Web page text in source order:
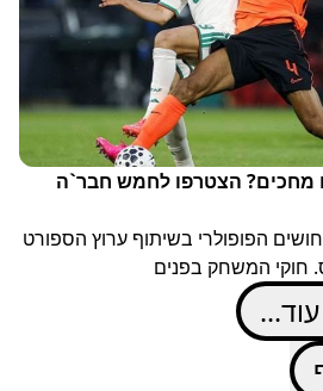
הצטרפו לחמש חבר`ה
הפופולרי בשיתוף ערוץ הספורט
חוקי המשחק בפנים